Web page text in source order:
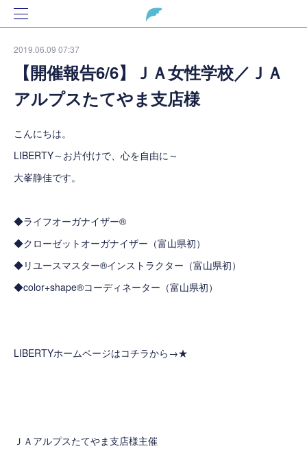
2019.06.09 07:37
【開催報告6/6】ＪＡ女性学校／ＪＡ
アルプスたてやま支店様
こんにちは。
LIBERTY～お片付けで、心を自由に～
大峯静佳です。
◆ライフオーガナイザー®
◆クローゼットオーガナイザー（富山県初）
◆リユースマスター®インストラクター（富山県初）
◆color+shape®コーディネーター（富山県初）
LIBERTYホームページはコチラから→★
ＪＡアルプスたてやま支店様主催